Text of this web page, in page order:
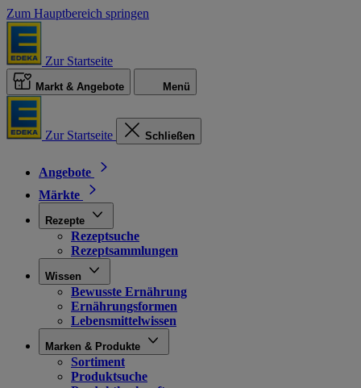
Zum Hauptbereich springen
Zur Startseite
Markt & Angebote Menü
Zur Startseite Schließen
Angebote
Märkte
Rezepte
Rezeptsuche
Rezeptsammlungen
Wissen
Bewusste Ernährung
Ernährungsformen
Lebensmittelwissen
Marken & Produkte
Sortiment
Produktsuche